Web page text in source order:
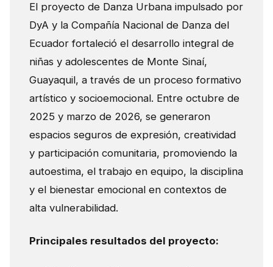
El proyecto de Danza Urbana impulsado por
DyA y la Compañía Nacional de Danza del
Ecuador fortaleció el desarrollo integral de
niñas y adolescentes de Monte Sinaí,
Guayaquil, a través de un proceso formativo
artístico y socioemocional. Entre octubre de
2025 y marzo de 2026, se generaron
espacios seguros de expresión, creatividad
y participación comunitaria, promoviendo la
autoestima, el trabajo en equipo, la disciplina
y el bienestar emocional en contextos de
alta vulnerabilidad.
Principales resultados del proyecto: